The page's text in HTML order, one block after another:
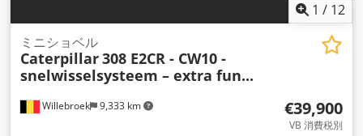
1 / 12
Willebroek 9,333 km
ミニショベル
Caterpillar308 E2CR - CW10 -
snelwisselsysteem – extra fun...
€39,900
VB 消費税別